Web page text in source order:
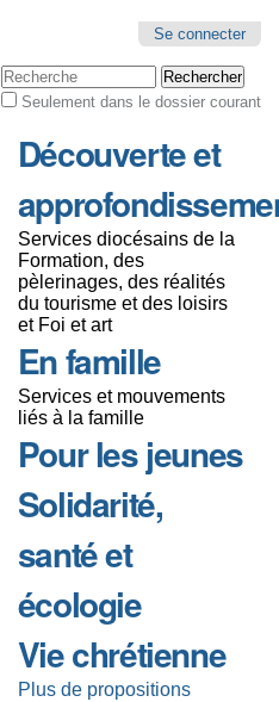
Se connecter
Chercher par
Seulement dans le dossier courant
Découverte et
Services diocésains de la
Formation, des
pèlerinages, des réalités
du tourisme et des loisirs
et Foi et art
En famille
Services et mouvements
liés à la famille
Pour les jeunes
Solidarité,
santé et
écologie
Vie chrétienne
Plus de propositions